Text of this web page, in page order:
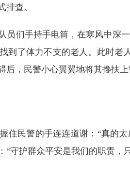
排查。
们手持手电筒，在寒风中深
到了体力不支的老人。此时
，民警小心翼翼地将其搀扶上
民警的手连连道谢：“真的太
“守护群众平安是我们的职责，